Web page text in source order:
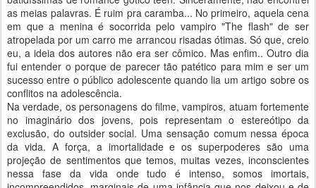
as meias palavras. É ruim pra caramba... No primeiro, aquela cena
em que a menina é socorrida pelo vampiro "The flash" de ser
atropelada por um carro me arrancou risadas ótimas. Só que, creio
eu, a ideia dos autores não era ser cômico. Mas enfim.. Outro dia
fui entender o porque de parecer tão patético para mim e ser um
sucesso entre o público adolescente quando lia um artigo sobre os
conflitos na adolescência.
Na verdade, os personagens do filme, vampiros, atuam fortemente
no imaginário dos jovens, pois representam o estereótipo da
exclusão, do outsider social. Uma sensação comum nessa época
da vida. A força, a imortalidade e os superpoderes são uma
projeção de sentimentos que temos, muitas vezes, inconscientes
nessa fase da vida onde tudo é intenso, somos imortais,